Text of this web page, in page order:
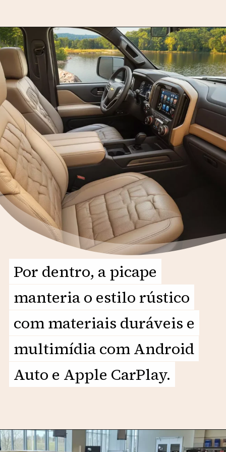
Opening https://motorprime.com.br/d10-2026-a-lenda-da-chevrolet-projetada-para-os-dias-de-hoje/
Por dentro, a picape
manteria o estilo rústico
com materiais duráveis e
multimídia com Android
Auto e Apple CarPlay.
Por dentro, a picape
manteria o estilo rústico
com materiais duráveis e
multimídia com Android
Auto e Apple CarPlay.
Opening https://motorprime.com.br/d10-2026-a-lenda-da-chevrolet-projetada-para-os-dias-de-hoje/